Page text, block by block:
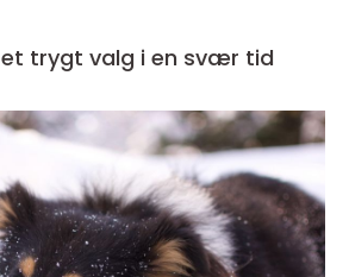
Bedemand fyn et trygt valg i en svær tid